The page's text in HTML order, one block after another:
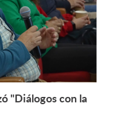
Leer más +
"Diálogos con la